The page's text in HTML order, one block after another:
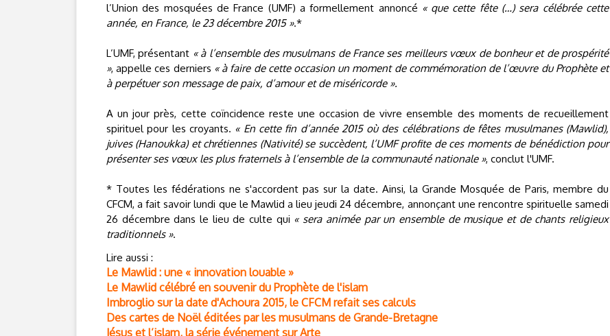
l’Union des mosquées de France (UMF) a formellement annoncé « que cette fête (…) sera célébrée cette
année, en France, le 23 décembre 2015 ».*
L’UMF, présentant « à l’ensemble des musulmans de France ses meilleurs vœux de bonheur et de prospérité
», appelle ces derniers « à faire de cette occasion un moment de commémoration de l’œuvre du Prophète et
à perpétuer son message de paix, d’amour et de miséricorde ».
A un jour près, cette coïncidence reste une occasion de vivre ensemble des moments de recueillement
spirituel pour les croyants. « En cette fin d’année 2015 où des célébrations de fêtes musulmanes (Mawlid),
juives (Hanoukka) et chrétiennes (Nativité) se succèdent, l’UMF profite de ces moments de bénédiction pour
présenter ses vœux les plus fraternels à l’ensemble de la communauté nationale », conclut l'UMF.
* Toutes les fédérations ne s'accordent pas sur la date. Ainsi, la Grande Mosquée de Paris, membre du
CFCM, a fait savoir lundi que le Mawlid a lieu jeudi 24 décembre, annonçant une rencontre spirituelle samedi
26 décembre dans le lieu de culte qui « sera animée par un ensemble de musique et de chants religieux
traditionnels ».
Lire aussi :
Le Mawlid : une « innovation louable »
Le Mawlid célébré en souvenir du Prophète de l'islam
Imbroglio sur la date d'Achoura 2015, le CFCM refait ses calculs
Des cartes de Noël éditées par les musulmans de Grande-Bretagne
Jésus et l’islam, la série événement sur Arte